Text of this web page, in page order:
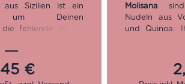
aus Sizilien ist ein
um Deinen
fehlende Würze
Deine Lieblings-
über 15 Jahren stellt
für Liebhaber
€
Molisana sind
Nudeln aus
und Quinoa.
Pesto, Aglio e